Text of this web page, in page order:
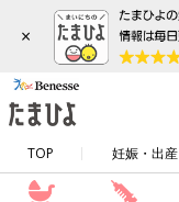
×
TOP 妊娠・出産